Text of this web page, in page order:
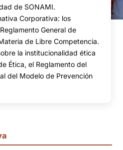
de SONAMI.
Corporativa: los
General de
de Libre Competencia.
la institucionalidad ética
Ética, el Reglamento del
del Modelo de Prevención